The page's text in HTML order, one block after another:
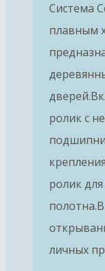
Система
плавным
ролик с
ролик
личных